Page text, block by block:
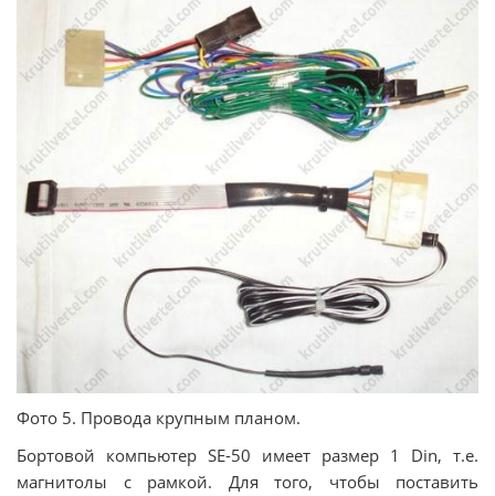
Фото 5. Провода крупным планом.
Бортовой компьютер SE-50 имеет размер 1 Din, т.е.
магнитолы с рамкой. Для того, чтобы поставить